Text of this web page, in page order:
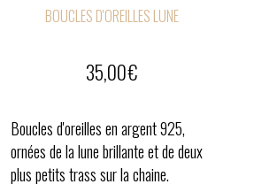
BOUCLES D'OREILLES LUNE
35,00€
Boucles d'oreilles en argent 925,
ornées de la lune brillante et de deux
plus petits trass sur la chaine.